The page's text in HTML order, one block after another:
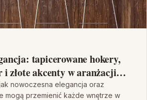
tapicerowane hokery,
i złote akcenty w aranżacji
nowoczesna elegancja oraz
mogą przemienić każde wnętrze w